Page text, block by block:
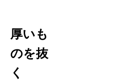
厚いも
のを抜
く